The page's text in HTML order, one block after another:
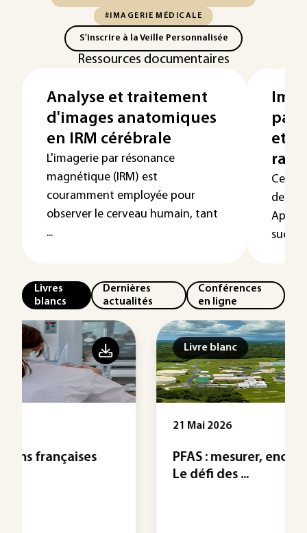
#IMAGERIE MÉDICALE
S'inscrire à la Veille Personnalisée
Ressources documentaires
Analyse et traitement
d'images anatomiques
en IRM cérébrale
L'imagerie par résonance
magnétique (IRM) est
couramment employée pour
observer le cerveau humain, tant
...
par
et
Cet
de
Après
Livres
blancs
Dernières
actualités
Conférences
en ligne
Livre blanc
PFAS : mesurer, encadrer, traiter -